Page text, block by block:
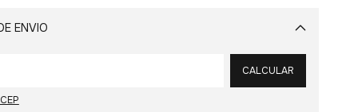
ENVIO
Alterar CEP
CALCULAR